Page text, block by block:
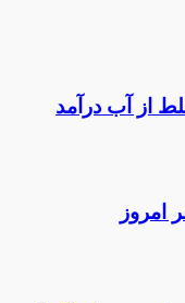
از آب درآمد
امروز